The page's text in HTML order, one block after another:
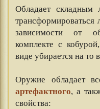
Обладает складным
трансформироваться
зависимости от
комплекте с
виде убирается на то
Оружие обладает
артефактного, а
свойства: